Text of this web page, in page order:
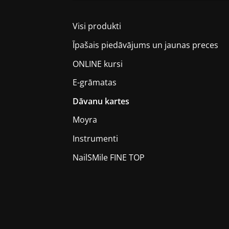
Visi produkti
Īpašais piedāvājums un jaunas preces
ONLINE kursi
E-grāmatas
Dāvanu kartes
Moyra
Instrumenti
NailSMile FINE TOP